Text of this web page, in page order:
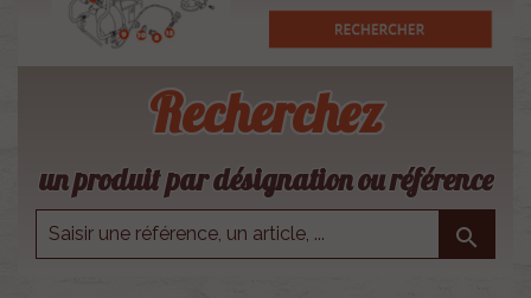
Recherchez
un produit par désignation ou référence
